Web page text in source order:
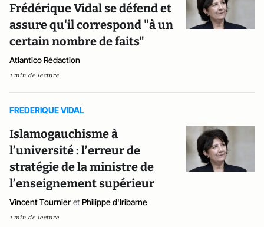
Frédérique Vidal se défend et
assure qu'il correspond "à un
certain nombre de faits"
Atlantico Rédaction
1 min de lecture
FREDERIQUE VIDAL
Islamogauchisme à
l’université : l’erreur de
stratégie de la ministre de
l’enseignement supérieur
Vincent Tournier et Philippe d'Iribarne
1 min de lecture